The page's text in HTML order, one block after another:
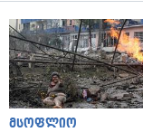
მსოფლიო